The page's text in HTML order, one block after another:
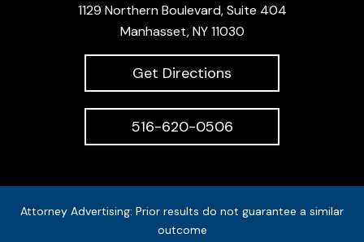
1129 Northern Boulevard, Suite 404
Manhasset, NY 11030
Get Directions
516-620-0506
Attorney Advertising: Prior results do not guarantee a similar
outcome